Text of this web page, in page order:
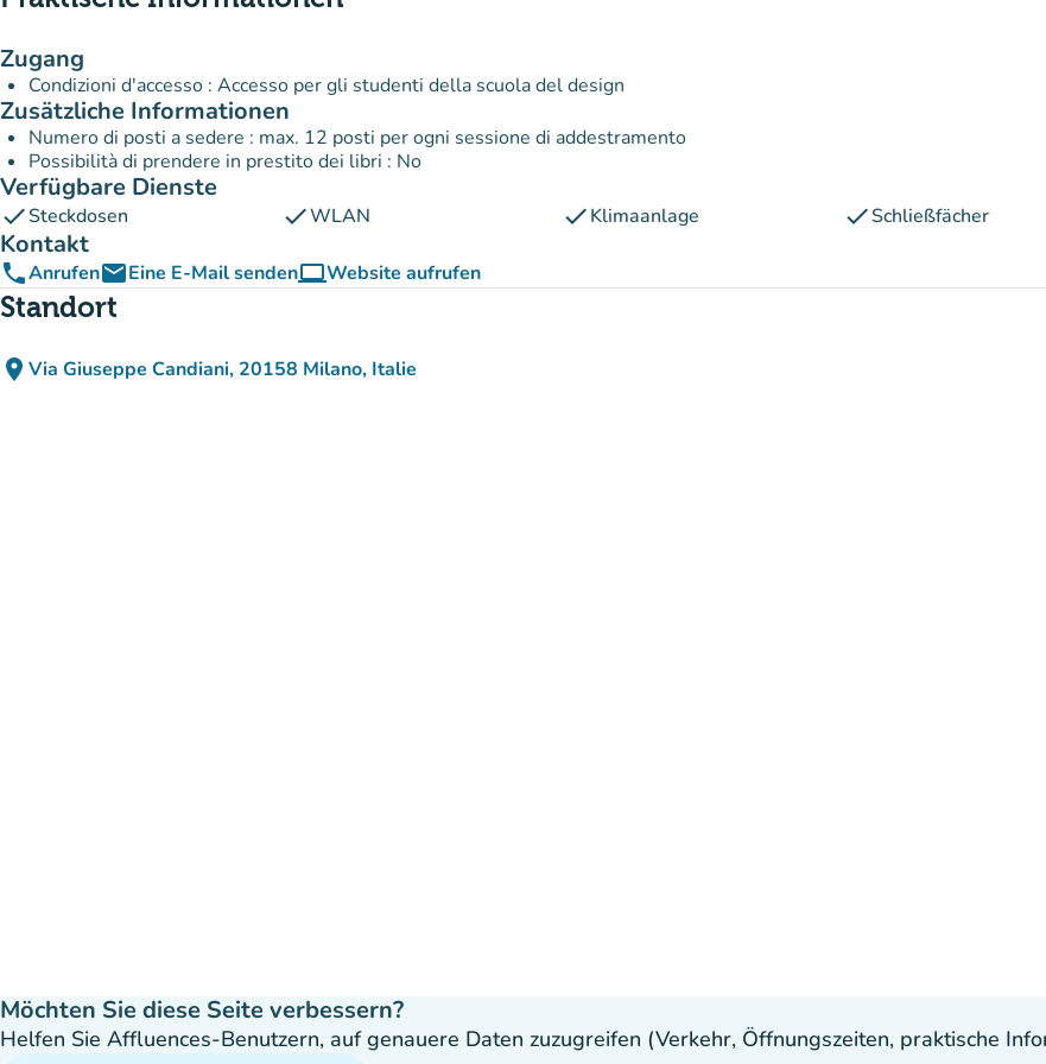
Zugang
Condizioni d'accesso : Accesso per gli studenti della scuola del design
Zusätzliche Informationen
Numero di posti a sedere : max. 12 posti per ogni sessione di addestramento
Possibilità di prendere in prestito dei libri : No
Verfügbare Dienste
checkSteckdosen checkWLAN checkKlimaanlage checkSchließfächer
Kontakt
phoneAnrufenemailEine E-Mail sendencomputerWebsite aufrufen
(new tab)
Standort
place Via Giuseppe Candiani, 20158 Milano, Italie
(in Google Maps öffnen)
(new tab)
Möchten Sie diese Seite verbessern?
Helfen Sie Affluences-Benutzern, auf genauere Daten zuzugreifen (Verkehr, Öffnungszeiten, praktische